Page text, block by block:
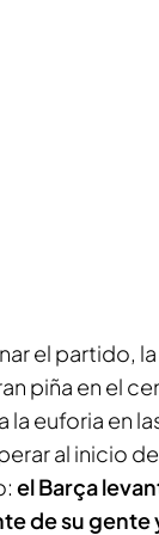
el partido,
piña en el
la euforia en
al inicio
el Barça
de su gente